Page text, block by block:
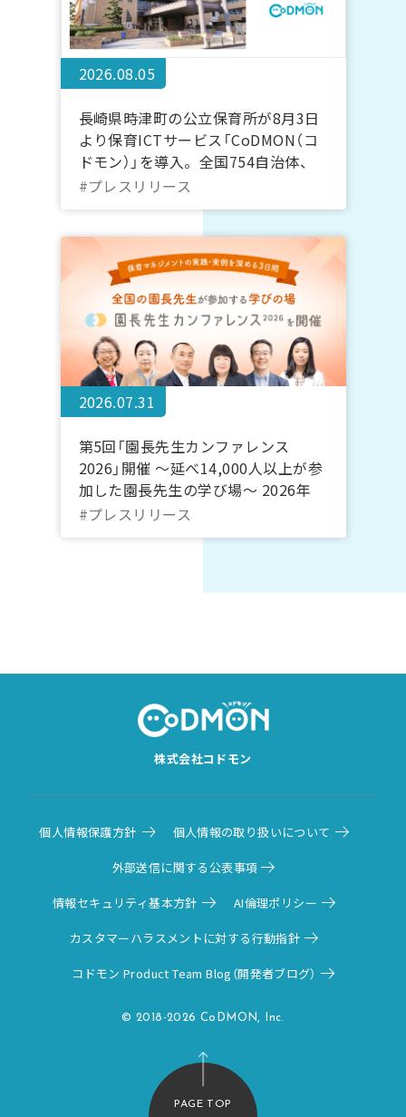
2026.08.05
長崎県時津町の公立保育所が8月3日
より保育ICTサービス「CoDMON（コ
ドモン）」を導入。全国754自治体、
長崎県内では計7自治体に普及
#プレスリリース
2026.07.31
第5回「園長先生カンファレンス
2026」開催 ～延べ14,000人以上が参
加した園長先生の学び場～ 2026年
10月20日～22日＠オンライン｜コド
#プレスリリース
株式会社コドモン
個人情報保護方針 個人情報の取り扱いについて
外部送信に関する公表事項
情報セキュリティ基本方針 AI倫理ポリシー
カスタマーハラスメントに対する行動指針
コドモン Product Team Blog（開発者ブログ）
© 2018-2026 CoDMON, Inc.
PAGE TOP